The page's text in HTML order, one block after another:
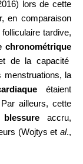
lors de cette
en comparaison
tardive,
chronométrique
de la capacité
menstruations, la
étaient
ailleurs, cette
accru,
(Wojtys et al.,